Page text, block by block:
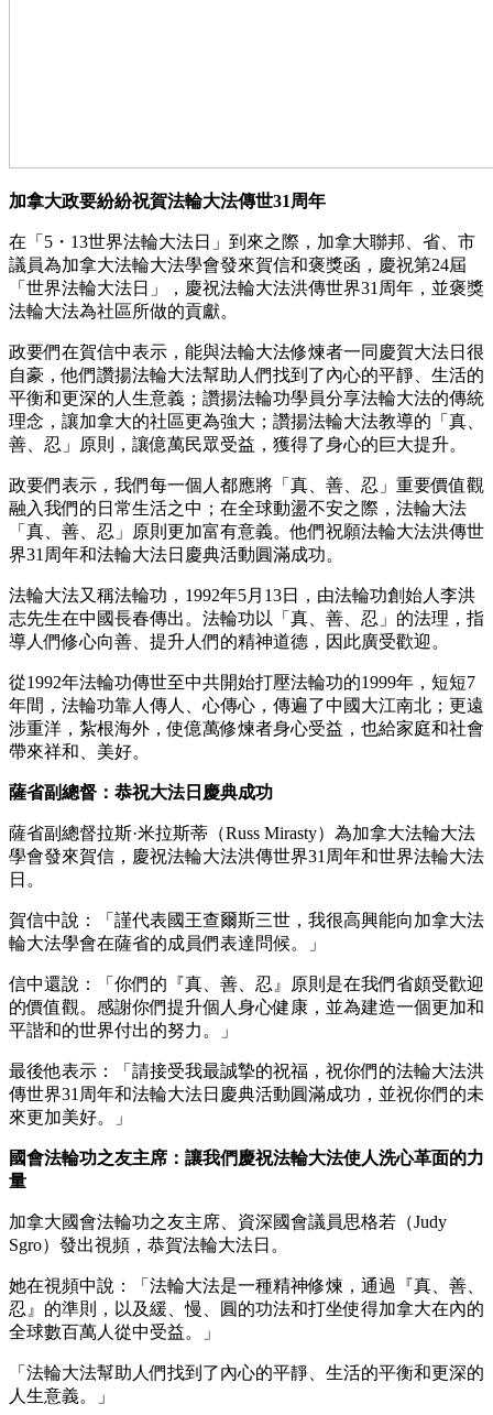
加拿大政要紛紛祝賀法輪大法傳世31周年
在「5・13世界法輪大法日」到來之際，加拿大聯邦、省、市
議員為加拿大法輪大法學會發來賀信和褒獎函，慶祝第24屆
「世界法輪大法日」，慶祝法輪大法洪傳世界31周年，並褒獎
法輪大法為社區所做的貢獻。
政要們在賀信中表示，能與法輪大法修煉者一同慶賀大法日很
自豪，他們讚揚法輪大法幫助人們找到了內心的平靜、生活的
平衡和更深的人生意義；讚揚法輪功學員分享法輪大法的傳統
理念，讓加拿大的社區更為強大；讚揚法輪大法教導的「真、
善、忍」原則，讓億萬民眾受益，獲得了身心的巨大提升。
政要們表示，我們每一個人都應將「真、善、忍」重要價值觀
融入我們的日常生活之中；在全球動盪不安之際，法輪大法
「真、善、忍」原則更加富有意義。他們祝願法輪大法洪傳世
界31周年和法輪大法日慶典活動圓滿成功。
法輪大法又稱法輪功，1992年5月13日，由法輪功創始人李洪
志先生在中國長春傳出。法輪功以「真、善、忍」的法理，指
導人們修心向善、提升人們的精神道德，因此廣受歡迎。
從1992年法輪功傳世至中共開始打壓法輪功的1999年，短短7
年間，法輪功靠人傳人、心傳心，傳遍了中國大江南北；更遠
涉重洋，紮根海外，使億萬修煉者身心受益，也給家庭和社會
帶來祥和、美好。
薩省副總督：恭祝大法日慶典成功
薩省副總督拉斯·米拉斯蒂（Russ Mirasty）為加拿大法輪大法
學會發來賀信，慶祝法輪大法洪傳世界31周年和世界法輪大法
日。
賀信中說：「謹代表國王查爾斯三世，我很高興能向加拿大法
輪大法學會在薩省的成員們表達問候。」
信中還說：「你們的『真、善、忍』原則是在我們省頗受歡迎
的價值觀。感謝你們提升個人身心健康，並為建造一個更加和
平諧和的世界付出的努力。」
最後他表示：「請接受我最誠摯的祝福，祝你們的法輪大法洪
傳世界31周年和法輪大法日慶典活動圓滿成功，並祝你們的未
來更加美好。」
國會法輪功之友主席：讓我們慶祝法輪大法使人洗心革面的力
量
加拿大國會法輪功之友主席、資深國會議員思格若（Judy
Sgro）發出視頻，恭賀法輪大法日。
她在視頻中說：「法輪大法是一種精神修煉，通過『真、善、
忍』的準則，以及緩、慢、圓的功法和打坐使得加拿大在內的
全球數百萬人從中受益。」
「法輪大法幫助人們找到了內心的平靜、生活的平衡和更深的
人生意義。」